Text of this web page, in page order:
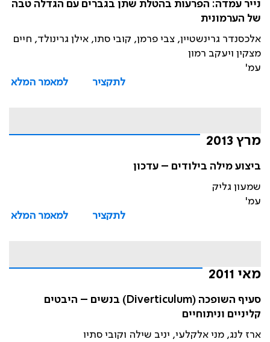
נייר עמדה: הפרעות בהטלת שתן בגברים עם הגדלה טבה
של הערמונית
אלכסנדר גרינשטיין, צבי פרמן, קובי סתו, אילן גרינולד, חיים
מצקין ויעקב רמון
עמ'
לתקציר
למאמר המלא
מרץ 2013
ביצוע מילה בילודים – עדכון
שמעון גליק
עמ'
לתקציר
למאמר המלא
מאי 2011
סעיף השופכה (Diverticulum) בנשים – היבטים
קליניים וניתוחיים
ארז לנג, מני אלקלעי, יניב שילה וקובי סתיו